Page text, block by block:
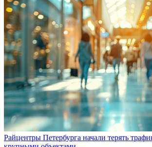
Райцентры Петербурга начали терять